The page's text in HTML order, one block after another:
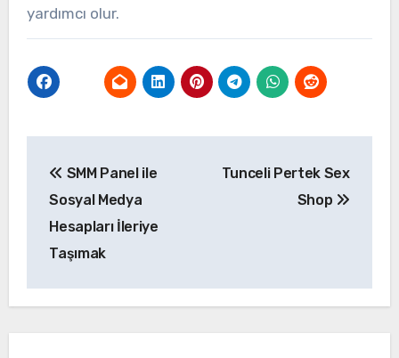
yardımcı olur.
gezinmesi
SMM Panel ile
Sosyal Medya
Hesapları İleriye
Taşımak
Tunceli Pertek Sex
Shop